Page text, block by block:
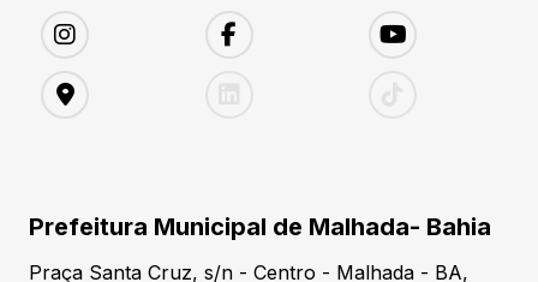
Prefeitura Municipal de Malhada- Bahia
Praça Santa Cruz, s/n - Centro - Malhada - BA,